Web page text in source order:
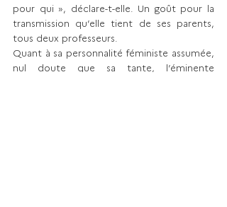
pour qui », déclare-t-elle. Un goût pour la
transmission qu’elle tient de ses parents,
tous deux professeurs.
Quant à sa personnalité féministe assumée,
nul doute que sa tante, l’éminente